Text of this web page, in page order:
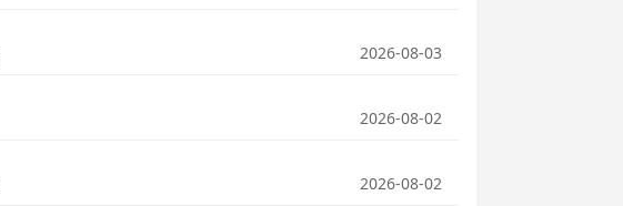
2026-08-03
2026-08-02
2026-08-02